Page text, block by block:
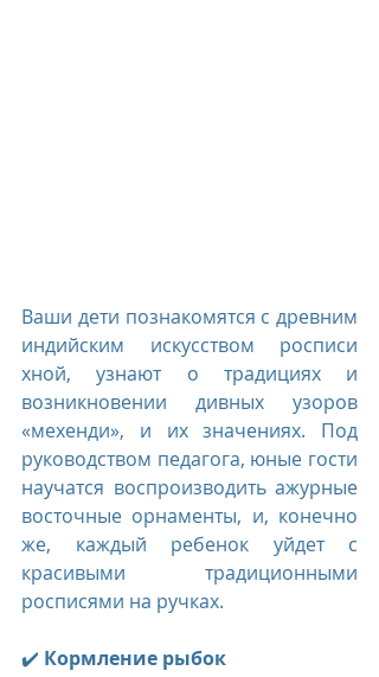
Ваши дети познакомятся с древним
индийским искусством росписи
хной, узнают о традициях и
возникновении дивных узоров
«мехенди», и их значениях. Под
руководством педагога, юные гости
научатся воспроизводить ажурные
восточные орнаменты, и, конечно
же, каждый ребенок уйдет с
красивыми традиционными
росписями на ручках.
✔️ Кормление рыбок